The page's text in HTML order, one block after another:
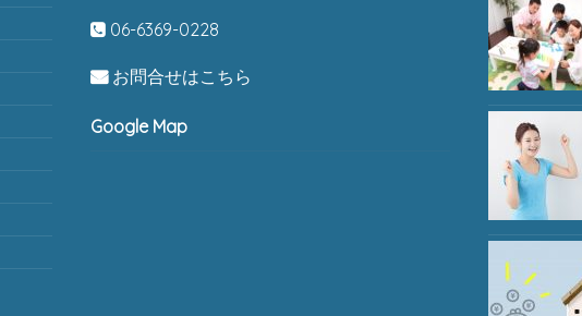
06-6369-0228
お問合せはこちら
Google Map